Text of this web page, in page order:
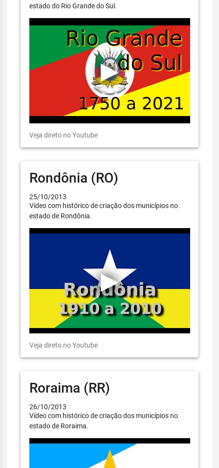
estado do Rio Grande do Sul.
Veja direto no Youtube
Rondônia (RO)
25/10/2013
Vídeo com histórico de criação dos municípios no
estado de Rondônia.
Veja direto no Youtube
Roraima (RR)
26/10/2013
Vídeo com histórico de criação dos municípios no
estado de Roraima.